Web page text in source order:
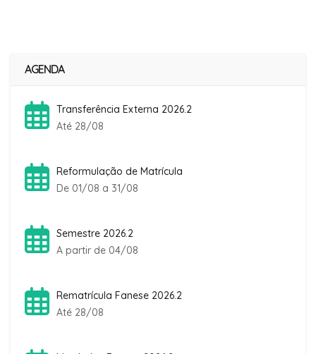
AGENDA
Transferência Externa 2026.2
Até 28/08
Reformulação de Matrícula
De 01/08 a 31/08
Semestre 2026.2
A partir de 04/08
Rematrícula Fanese 2026.2
Até 28/08